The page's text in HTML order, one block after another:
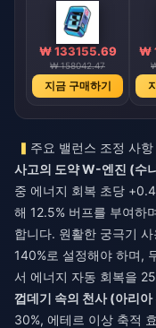
₩ 133155.69
₩ 158042.47
지금 구매하기
₩
주요 밸런스 조정 사항
사고의 도약 W-엔진 (수
중 에너지 회복 초당
해 12.5% 버프를 부여하
합니다. 원활한 궁극기
140%로 설정해야 하며,
서 에너지 자동 회복을
껍데기 속의 천사 (아리
30%, 에테르 이상 축적